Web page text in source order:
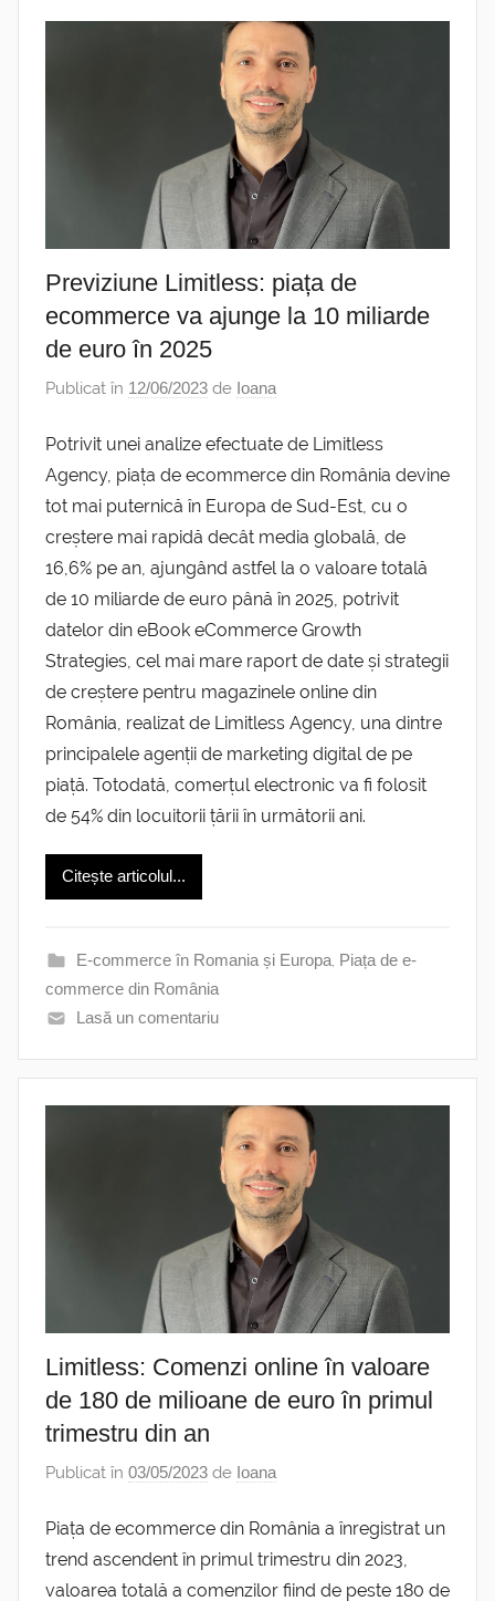
Previziune Limitless: piața de
ecommerce va ajunge la 10 miliarde
de euro în 2025
Publicat în 12/06/2023 de Ioana
Potrivit unei analize efectuate de Limitless
Agency, piața de ecommerce din România devine
tot mai puternică în Europa de Sud-Est, cu o
creștere mai rapidă decât media globală, de
16,6% pe an, ajungând astfel la o valoare totală
de 10 miliarde de euro până în 2025, potrivit
datelor din eBook eCommerce Growth
Strategies, cel mai mare raport de date și strategii
de creștere pentru magazinele online din
România, realizat de Limitless Agency, una dintre
principalele agenții de marketing digital de pe
piață. Totodată, comerțul electronic va fi folosit
de 54% din locuitorii țării în următorii ani.
Citește articolul...
E-commerce în Romania și Europa, Piața de e-
commerce din România
Lasă un comentariu
Limitless: Comenzi online în valoare
de 180 de milioane de euro în primul
trimestru din an
Publicat în 03/05/2023 de Ioana
Piața de ecommerce din România a înregistrat un
trend ascendent în primul trimestru din 2023,
valoarea totală a comenzilor fiind de peste 180 de